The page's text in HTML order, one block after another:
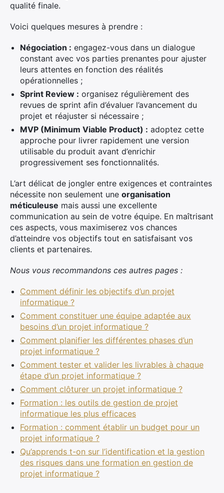
qualité finale.
Voici quelques mesures à prendre :
Négociation : engagez-vous dans un dialogue
constant avec vos parties prenantes pour ajuster
leurs attentes en fonction des réalités
opérationnelles ;
Sprint Review : organisez régulièrement des
revues de sprint afin d’évaluer l’avancement du
projet et réajuster si nécessaire ;
MVP (Minimum Viable Product) : adoptez cette
approche pour livrer rapidement une version
utilisable du produit avant d’enrichir
progressivement ses fonctionnalités.
L’art délicat de jongler entre exigences et contraintes
nécessite non seulement une organisation
méticuleuse mais aussi une excellente
communication au sein de votre équipe. En maîtrisant
ces aspects, vous maximiserez vos chances
d’atteindre vos objectifs tout en satisfaisant vos
clients et partenaires.
Nous vous recommandons ces autres pages :
Comment définir les objectifs d’un projet
informatique ?
Comment constituer une équipe adaptée aux
besoins d’un projet informatique ?
Comment planifier les différentes phases d’un
projet informatique ?
Comment tester et valider les livrables à chaque
étape d’un projet informatique ?
Comment clôturer un projet informatique ?
Formation : les outils de gestion de projet
informatique les plus efficaces
Formation : comment établir un budget pour un
projet informatique ?
Qu’apprends t-on sur l’identification et la gestion
des risques dans une formation en gestion de
projet informatique ?